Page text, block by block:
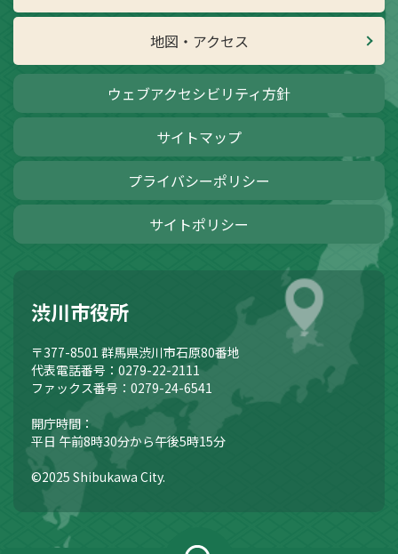
地図・アクセス
ウェブアクセシビリティ方針
サイトマップ
プライバシーポリシー
サイトポリシー
渋川市役所
〒377-8501 群馬県渋川市石原80番地
代表電話番号：0279-22-2111
ファックス番号：0279-24-6541
開庁時間：
平日 午前8時30分から午後5時15分
©2025 Shibukawa City.